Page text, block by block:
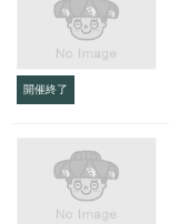
開催終了